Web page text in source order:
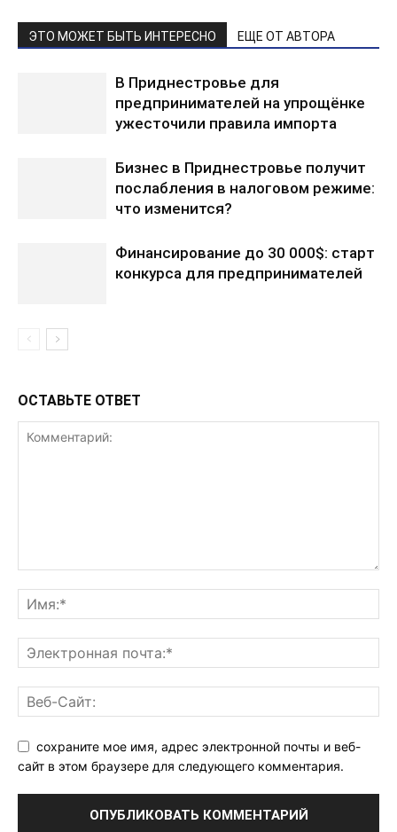
ЭТО МОЖЕТ БЫТЬ ИНТЕРЕСНО ЕЩЕ ОТ АВТОРА
В Приднестровье для
предпринимателей на упрощёнке
ужесточили правила импорта
Бизнес в Приднестровье получит
послабления в налоговом режиме:
что изменится?
Финансирование до 30 000$: старт
конкурса для предпринимателей
ОСТАВЬТЕ ОТВЕТ
сохраните мое имя, адрес электронной почты и веб-
сайт в этом браузере для следующего комментария.